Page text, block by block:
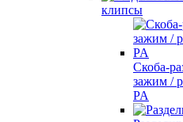
клипсы
Скоба-
зажим /
PA